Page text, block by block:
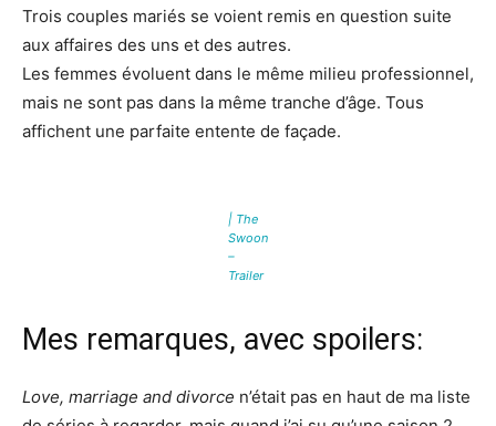
Trois couples mariés se voient remis en question suite
aux affaires des uns et des autres.
Les femmes évoluent dans le même milieu professionnel,
mais ne sont pas dans la même tranche d’âge. Tous
affichent une parfaite entente de façade.
| The
Swoon
–
Trailer
Mes remarques, avec spoilers:
Love, marriage and divorce n’était pas en haut de ma liste